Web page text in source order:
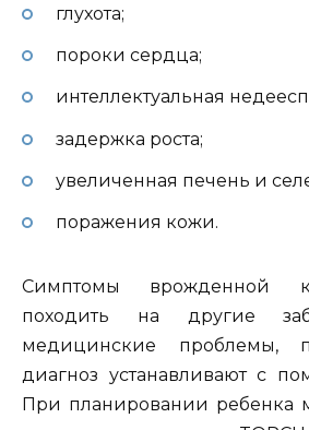
глухота;
пороки сердца;
интеллектуальная
задержка роста;
увеличенная печень и
поражения кожи.
Симптомы врожденной
походить на другие
медицинские проблемы,
диагноз устанавливают с
При планировании ребенка